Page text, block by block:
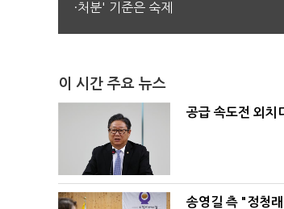
·처분' 기준은 숙제
이 시간 주요 뉴스
공급 속도전 외치
송영길 측 "정청